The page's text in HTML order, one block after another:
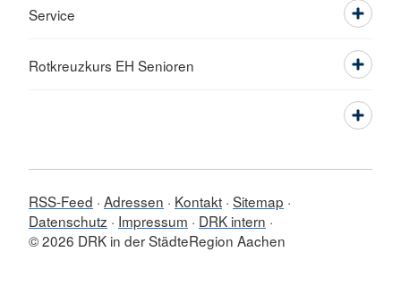
Service
Rotkreuzkurs EH Senioren
RSS-Feed Adressen Kontakt Sitemap
Datenschutz
Impressum
DRK intern
© 2026 DRK in der StädteRegion Aachen